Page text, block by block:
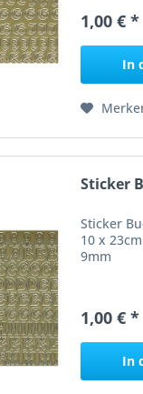
1,00 € *
In
Sticker
Sticker
10 x
9mm
1,00 € *
In